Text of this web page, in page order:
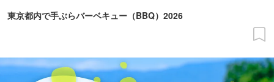
東京都内で手ぶらバーベキュー（BBQ）2026